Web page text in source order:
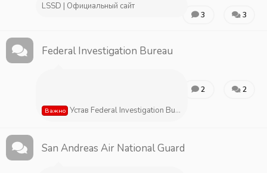
3 3
LSSD | Официальный сайт
Federal Investigation Bureau
2 2
Важно Устав Federal Investigation Bureau
San Andreas Air National Guard